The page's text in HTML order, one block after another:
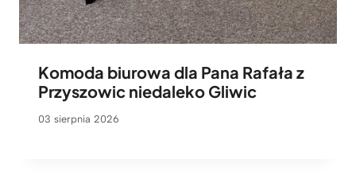
Komoda biurowa dla Pana Rafała z
Przyszowic niedaleko Gliwic
03 sierpnia 2026